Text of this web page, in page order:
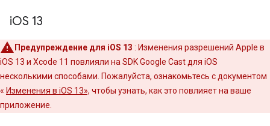
iOS 13
Предупреждение для iOS 13 : Изменения разрешений Apple в
iOS 13 и Xcode 11 повлияли на SDK Google Cast для iOS
несколькими способами. Пожалуйста, ознакомьтесь с документом
« Изменения в iOS 13», чтобы узнать, как это повлияет на ваше
приложение.